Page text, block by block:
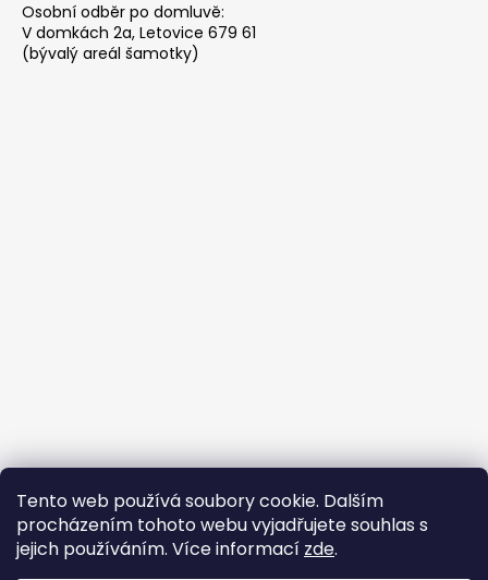
Tento web používá soubory cookie. Dalším
procházením tohoto webu vyjadřujete souhlas s
jejich používáním. Více informací zde.
Osobní odběr po domluvě:
V domkách 2a, Letovice 679 61
(bývalý areál šamotky)
Buďte členem FB skupiny